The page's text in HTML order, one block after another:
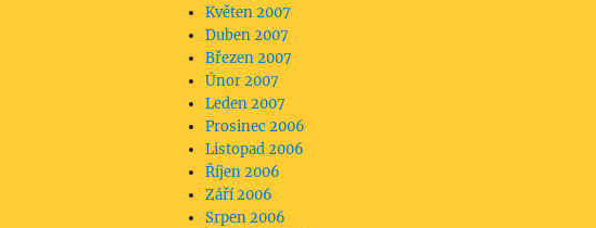
Květen 2007
Duben 2007
Březen 2007
Únor 2007
Leden 2007
Prosinec 2006
Listopad 2006
Říjen 2006
Září 2006
Srpen 2006